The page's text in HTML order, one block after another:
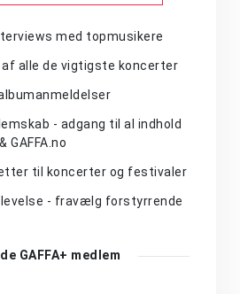
med topmusikere
alle de vigtigste koncerter
- adgang til al indhold
GAFFA.no
til koncerter og festivaler
- fravælg forstyrrende
GAFFA+ medlem